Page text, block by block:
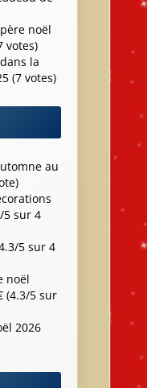
noël
votes)
la
(7 votes)
au
5 sur 4
5 sur 4
noël
(4.3/5 sur
2026